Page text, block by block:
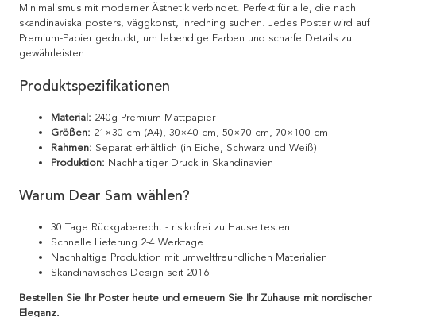
Minimalismus mit moderner Ästhetik verbindet. Perfekt für alle, die nach
skandinaviska posters, väggkonst, inredning suchen. Jedes Poster wird auf
Premium-Papier gedruckt, um lebendige Farben und scharfe Details zu
gewährleisten.
Produktspezifikationen
Material: 240g Premium-Mattpapier
Größen: 21×30 cm (A4), 30×40 cm, 50×70 cm, 70×100 cm
Rahmen: Separat erhältlich (in Eiche, Schwarz und Weiß)
Produktion: Nachhaltiger Druck in Skandinavien
Warum Dear Sam wählen?
30 Tage Rückgaberecht - risikofrei zu Hause testen
Schnelle Lieferung 2-4 Werktage
Nachhaltige Produktion mit umweltfreundlichen Materialien
Skandinavisches Design seit 2016
Bestellen Sie Ihr Poster heute und erneuern Sie Ihr Zuhause mit nordischer
Eleganz.